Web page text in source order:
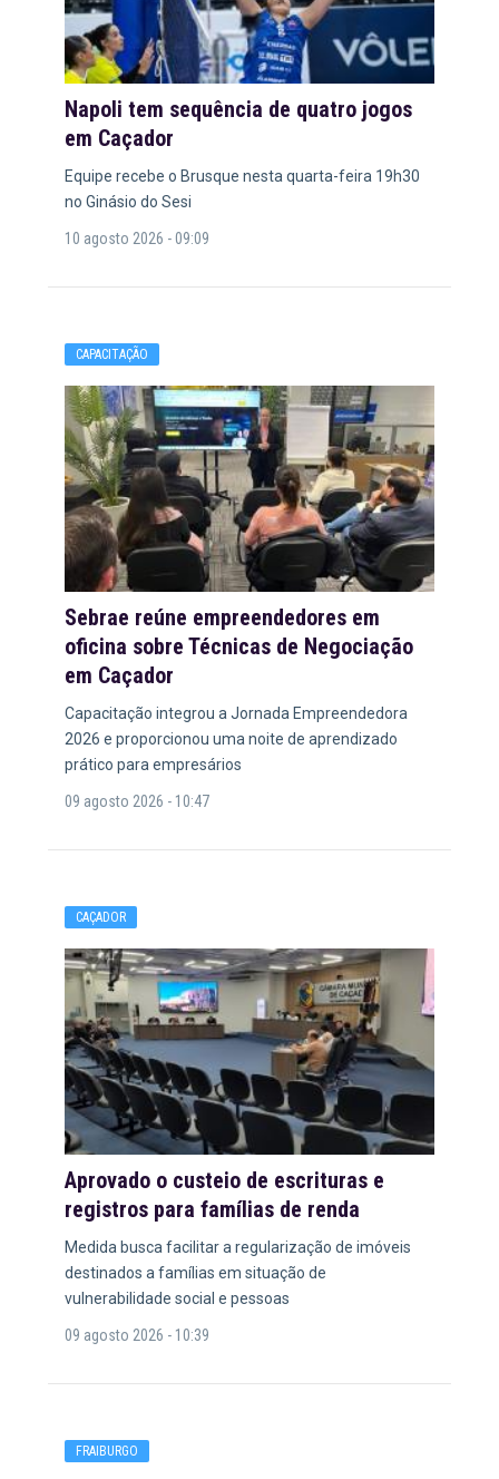
Napoli tem sequência de quatro jogos
em Caçador
Equipe recebe o Brusque nesta quarta-feira 19h30
no Ginásio do Sesi
10 agosto 2026 - 09:09
CAPACITAÇÃO
Sebrae reúne empreendedores em
oficina sobre Técnicas de Negociação
em Caçador
Capacitação integrou a Jornada Empreendedora
2026 e proporcionou uma noite de aprendizado
prático para empresários
09 agosto 2026 - 10:47
CAÇADOR
Aprovado o custeio de escrituras e
registros para famílias de renda
Medida busca facilitar a regularização de imóveis
destinados a famílias em situação de
vulnerabilidade social e pessoas
09 agosto 2026 - 10:39
FRAIBURGO